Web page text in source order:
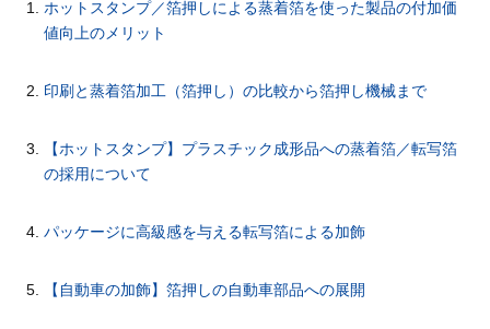
ホットスタンプ／箔押しによる蒸着箔を使った製品の付加価
値向上のメリット
印刷と蒸着箔加工（箔押し）の比較から箔押し機械まで
【ホットスタンプ】プラスチック成形品への蒸着箔／転写箔
の採用について
パッケージに高級感を与える転写箔による加飾
【自動車の加飾】箔押しの自動車部品への展開